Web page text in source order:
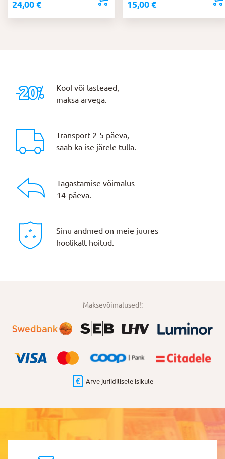
24,00 € 15,00 €
Kool või lasteaed,
maksa arvega.
Transport 2-5 päeva,
saab ka ise järele tulla.
Tagastamise võimalus
14-päeva.
Sinu andmed on meie juures
hoolikalt hoitud.
Maksevõimalused!:
Arve juriidilisele isikule